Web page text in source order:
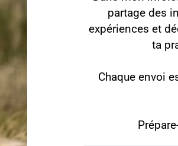
partage des
expériences et
ta
Chaque envoi